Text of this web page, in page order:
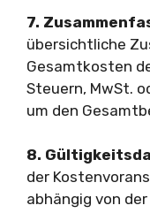
7.
übersichtliche
Gesamtkosten
Steuern, MwSt.
um den
8.
der
abhängig von